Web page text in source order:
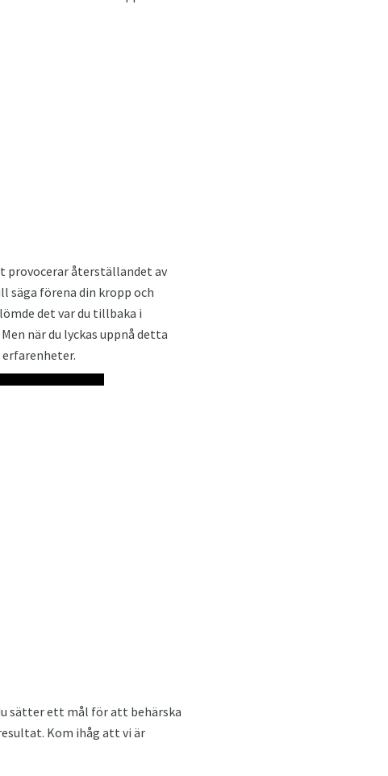
provocerar återställandet av
förena din kropp och
det var du tillbaka i
när du lyckas uppnå detta
sätter ett mål för att behärska
Kom ihåg att vi är